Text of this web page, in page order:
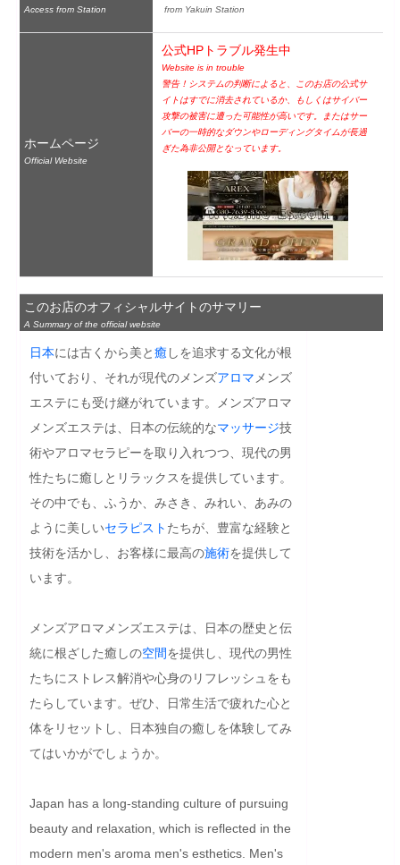
Access from Station from Yakuin Station
ホームページ
Official Website
公式HPトラブル発生中
Website is in trouble
警告！システムの判断によると、このお店の公式サ
イトはすでに消去されているか、もしくはサイバー
攻撃の被害に遭った可能性が高いです。またはサー
バーの一時的なダウンやローディングタイムが長過
ぎた為非公開となっています。
このお店のオフィシャルサイトのサマリー
A Summary of the official website
日本には古くから美と癒 しを追求する文化が根
付いており、それが現代のメンズアロマ メンズ
エステにも受け継がれています。メンズアロマ
メンズエステは、日本の伝統的なマッサージ技
術やアロマセラピーを取り入れつつ、現代の男
性たちに癒しとリラックスを提供しています。
その中でも、ふうか、みさき、みれい、あみの
ように美しいセラピスト たちが、豊富な経験と
技術を活かし、お客様に最高の施術を提供して
います。
メンズアロマメンズエステは、日本の歴史と伝
統に根ざした癒しの空間を提供し、現代の男性
たちにストレス解消や心身のリフレッシュをも
たらしています。ぜひ、日常生活で疲れた心と
体をリセットし、日本独自の癒しを体験してみ
てはいかがでしょうか。
Japan has a long-standing culture of pursuing
beauty and relaxation, which is reflected in the
modern men's aroma men's esthetics. Men's